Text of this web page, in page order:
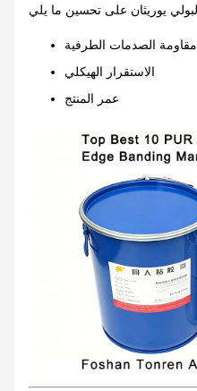
مقاومة الصدمات الطرفية
الاستقرار الهيكلي
عمر المنتج